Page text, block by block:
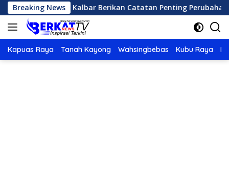
Langsung
ke
konten
Breaking News
DPRD Kalbar Berikan Catatan Penting Perubahan Perda
Kapuas Raya Tanah Kayong Wahsingbebas Kubu Raya